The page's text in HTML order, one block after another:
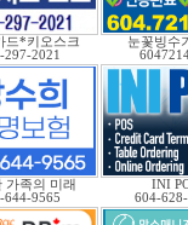
드*키오스크
297-2021
눈꽃빙수
가족의 미래
644-9565
INI
604-